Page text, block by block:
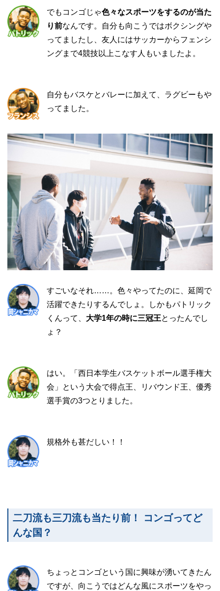
でもコンゴじゃ色々なスポーツをするのが当た
り前なんです。自分も向こうではボクシングや
ってましたし、友人にはサッカーからフェンシ
ングまで4競技以上こなす人もいましたよ。
自分もバスケとバレーに加えて、ラグビーもや
ってました。
すごいなそれ……。色々やってたのに、延岡で
活躍できたりするんでしょ。しかもパトリック
くんって、 大学1年の時に三冠王とったんでし
ょ？
はい。「西日本学生バスケットボール選手権大
会」という大会で得点王、リバウンド王、優秀
選手賞の3つとりました。
規格外も甚だしい！！
二刀流も三刀流も当たり前！ コンゴってど
んな国？
ちょっとコンゴという国に興味が湧いてきたん
ですが、向こうではどんな風にスポーツをやっ